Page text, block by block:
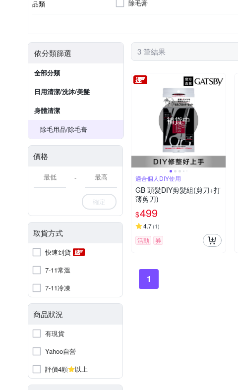
品類 除毛膏
依分類篩選
全部分類
日用清潔/洗沐/美髮
身體清潔
除毛用品/除毛膏
價格
-
確定
取貨方式
快速到貨
7-11常溫
7-11冷凍
商品狀況
有現貨
Yahoo自營
評價4顆
以上
3 筆結果
補貨中
適合個人DIY使用
GB 頭髮DIY剪髮組(剪刀+打
薄剪刀)
$499
4.7(1)
活動 券
1